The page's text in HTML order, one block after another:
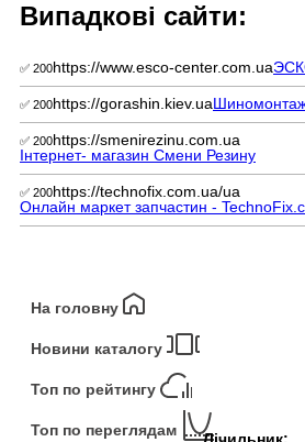
Випадкові сайти:
✅ 200https://www.esco-center.com.ua
✅ 200https://gorashin.kiev.ua
✅ 200https://smenirezinu.com.ua
Інтернет- магазин Смени Резину
✅ 200https://technofix.com.ua/ua
Онлайн маркет запчастин -
На головну
Новини каталогу
Топ по рейтингу
Топ по переглядам